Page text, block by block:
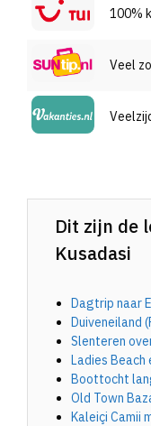
100%
Veel
Dit zijn de
Kusadasi
Dagtrip naar
Duiveneiland
Slenteren
Ladies Beach
Boottocht
Old Town
Kaleiçi Camii